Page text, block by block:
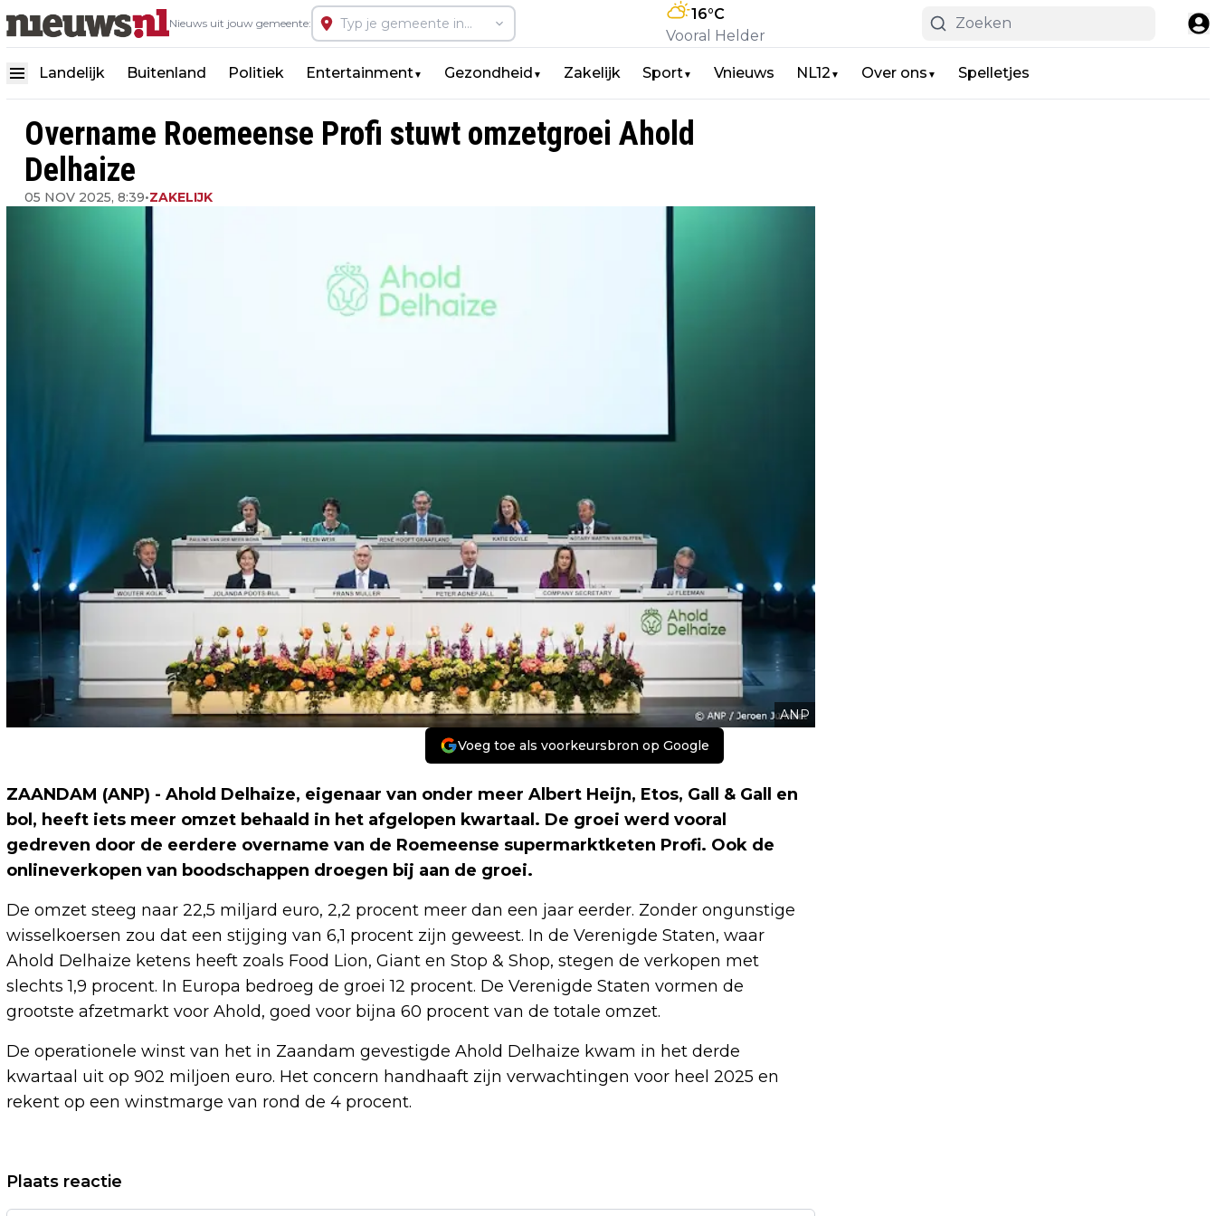
Nieuws uit jouw gemeente:
16°C
Vooral Helder
Landelijk Buitenland Politiek Entertainment▼ Gezondheid ▼ Zakelijk Sport▼ Vnieuws NL12 ▼ Over ons ▼ Spelletjes
Overname Roemeense Profi stuwt omzetgroei Ahold
Delhaize
05 NOV 2025, 8:39•ZAKELIJK
ANP
Voeg toe als voorkeursbron op Google
ZAANDAM (ANP) - Ahold Delhaize, eigenaar van onder meer Albert Heijn, Etos, Gall & Gall en
bol, heeft iets meer omzet behaald in het afgelopen kwartaal. De groei werd vooral
gedreven door de eerdere overname van de Roemeense supermarktketen Profi. Ook de
onlineverkopen van boodschappen droegen bij aan de groei.
De omzet steeg naar 22,5 miljard euro, 2,2 procent meer dan een jaar eerder. Zonder ongunstige
wisselkoersen zou dat een stijging van 6,1 procent zijn geweest. In de Verenigde Staten, waar
Ahold Delhaize ketens heeft zoals Food Lion, Giant en Stop & Shop, stegen de verkopen met
slechts 1,9 procent. In Europa bedroeg de groei 12 procent. De Verenigde Staten vormen de
grootste afzetmarkt voor Ahold, goed voor bijna 60 procent van de totale omzet.
De operationele winst van het in Zaandam gevestigde Ahold Delhaize kwam in het derde
kwartaal uit op 902 miljoen euro. Het concern handhaaft zijn verwachtingen voor heel 2025 en
rekent op een winstmarge van rond de 4 procent.
Vorig artikel
CHER VINDT LEEFTIJDSVERSCHIL VAN FREEK VONK MET NOG TWEE EXTRA
Plaats reactie